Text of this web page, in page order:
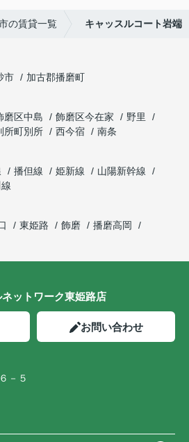
の賃貸一覧 キャッスルコート岩端
市
加古郡播磨町
磨区中島 飾磨区今在家
野里
所町別所 西今宿
南条
播但線 姫新線
山陽新幹線
東姫路 飾磨
播磨高岡
ットワーク東姫路店
お問い合わせ
－５